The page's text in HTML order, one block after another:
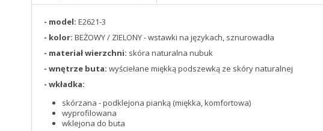
- model: E2621-3
- kolor: BEŻOWY / ZIELONY - wstawki na językach, sznurowadła
- materiał wierzchni: skóra naturalna nubuk
- wnętrze buta: wyściełane miękką podszewką ze skóry naturalnej
- wkładka:
skórzana - podklejona pianką (miękka, komfortowa)
wyprofilowana
wklejona do buta